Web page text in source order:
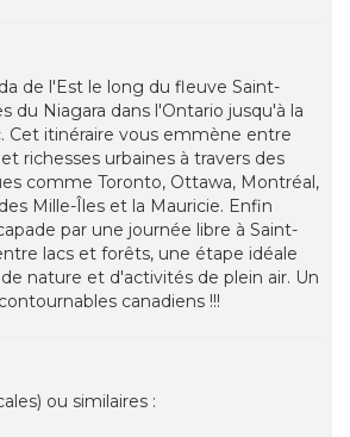
de l'Est le long du fleuve Saint-
du Niagara dans l'Ontario jusqu'à la
Cet itinéraire vous emmène entre
richesses urbaines à travers des
comme Toronto, Ottawa, Montréal,
Mille-Îles et la Mauricie. Enfin
par une journée libre à Saint-
lacs et forêts, une étape idéale
nature et d'activités de plein air. Un
canadiens !!!
ou similaires :